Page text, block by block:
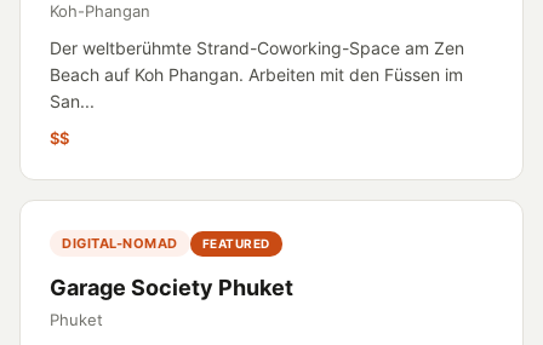
Koh-Phangan
Der weltberühmte Strand-Coworking-Space am Zen
Beach auf Koh Phangan. Arbeiten mit den Füssen im
San...
$$
DIGITAL-NOMAD FEATURED
Garage Society Phuket
Phuket